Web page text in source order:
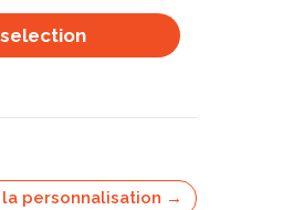
personnalisation →